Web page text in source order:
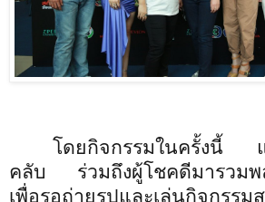
โดยกิจกรรมในครั้งนี้
คลับ ร่วมถึงผู้โชคดีมารวมพ
เพื่อรอถ่ายรูปและเล่นกิจก